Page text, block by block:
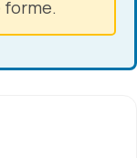
forme.